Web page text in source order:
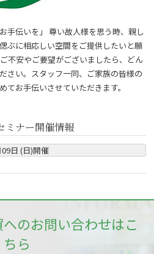
手伝いを」 尊い故人様を思う時、親し
ぶに相応しい空間をご提供したいと願
不安やご要望がございましたら、どん
さい。スタッフ一同、ご家族の皆様の
お手伝いさせていただきます。
ミナー開催情報
09日 (日)開催
のお問い合わせはこ
ちら